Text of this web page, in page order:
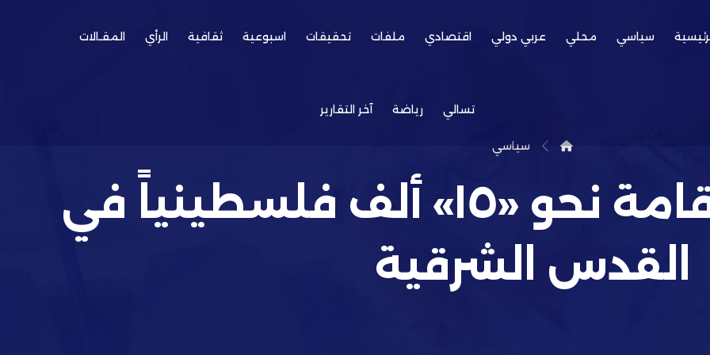
سياسي محلي عربي دولي اقتصادي ملفات تحقيقات اسبوعية ثقافية الرأي المقـالات
تسالي رياضة آخر التقارير
سياسي
إسرائيل ألغت إقامة نحو «١٥» ألف فلسطينياً في
القدس الشرقية